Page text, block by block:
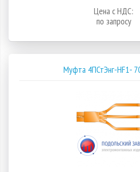
Цена с НДС:
по запросу
Муфта 4ПСтЭнг-HF1-